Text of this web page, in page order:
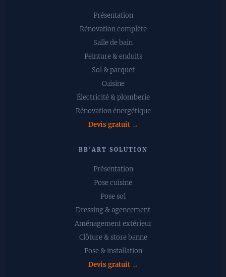
Présentation
Rénovation complète
Salle de bain
Peinture & enduits
Sol & parquet
Cuisine
Électricité & plomberie
Rénovation énergétique
Devis gratuit →
BB'ART SOLUTION
Présentation
Pose cuisine
Pose sol
Dressing & agencement
Aménagement extérieur
Clôture & store banne
Pose & installation
Devis gratuit →